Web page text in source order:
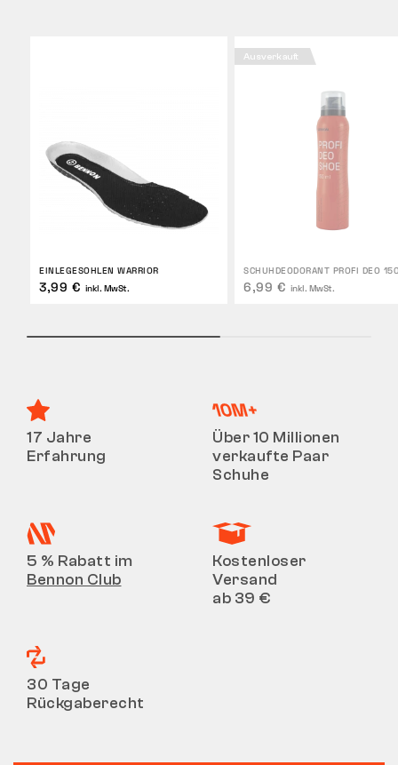
EINLEGESOHLEN WARRIOR
3,99 € inkl. MwSt.
Ausverkauft
SCHUHDEODORANT PROFI DEO
6,99 € inkl. MwSt.
17 Jahre
Erfahrung
Über 10 Millionen
verkaufte Paar
Schuhe
5 % Rabatt im
Bennon Club
Kostenloser
Versand
ab 39 €
30 Tage
Rückgaberecht